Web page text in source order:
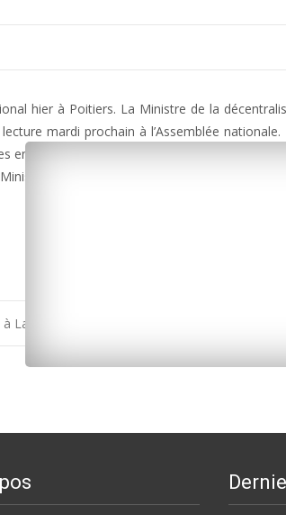
hier à Poitiers. La Ministre de la
mardi prochain à l’Assemblée
enjeux de la future grande région, après la
lui a donné raison en rejetant toute
La Jarrie La chasse aux fraudeurs se